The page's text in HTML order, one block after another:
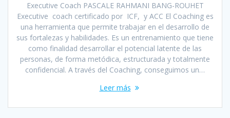
Executive Coach PASCALE RAHMANI BANG-ROUHET
Executive coach certificado por ICF, y ACC El Coaching es
una herramienta que permite trabajar en el desarrollo de
sus fortalezas y habilidades. Es un entrenamiento que tiene
como finalidad desarrollar el potencial latente de las
personas, de forma metódica, estructurada y totalmente
confidencial. A través del Coaching, conseguimos un…
Leer más